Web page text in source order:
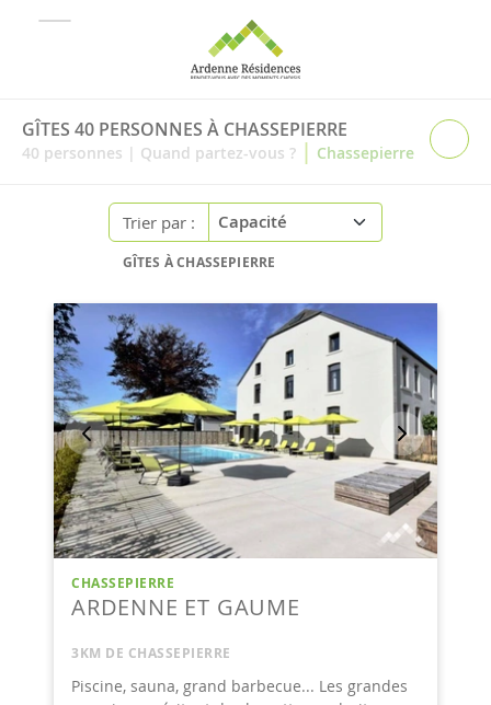
GÎTES 40 PERSONNES À CHASSEPIERRE
40 personnes | Quand partez-vous ? | Chassepierre
Trier par :
GÎTES À CHASSEPIERRE